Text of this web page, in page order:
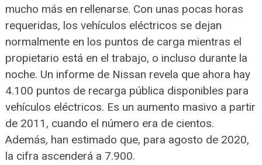
mucho más en rellenarse. Con unas pocas horas
requeridas, los vehículos eléctricos se dejan
normalmente en los puntos de carga mientras el
propietario está en el trabajo, o incluso durante la
noche. Un informe de Nissan revela que ahora hay
4.100 puntos de recarga pública disponibles para
vehículos eléctricos. Es un aumento masivo a partir
de 2011, cuando el número era de cientos.
Además, han estimado que, para agosto de 2020,
la cifra ascenderá a 7.900.